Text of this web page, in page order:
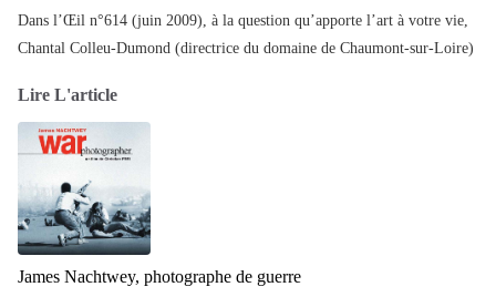
Dans l’Œil n°614 (juin 2009), à la question qu’apporte l’art à votre vie,
Chantal Colleu-Dumond (directrice du domaine de Chaumont-sur-Loire)
Lire L'article
James Nachtwey, photographe de guerre